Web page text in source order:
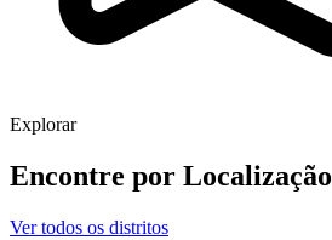
Explorar
Encontre por Localização
Ver todos os distritos